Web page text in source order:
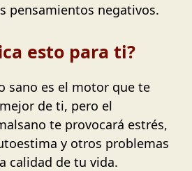
pensamientos negativos.
esto para ti?
sano es el motor que te
de ti, pero el
te provocará estrés,
y otros problemas
calidad de tu vida.